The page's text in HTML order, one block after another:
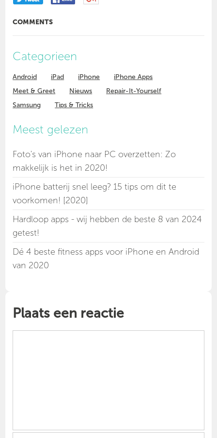
COMMENTS
Categorieen
Android iPad iPhone
iPhone Apps
Meet & Greet
Nieuws
Repair-It-Yourself
Samsung
Tips & Tricks
Meest gelezen
Foto's van iPhone naar PC overzetten: Zo
makkelijk is het in 2020!
iPhone batterij snel leeg? 15 tips om dit te
voorkomen! [2020]
Hardloop apps - wij hebben de beste 8 van 2024
getest!
Dé 4 beste fitness apps voor iPhone en Android
van 2020
Plaats een reactie